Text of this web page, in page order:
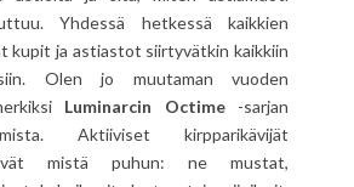
Yhdessä hetkessä kaikkien
kupit ja astiastot siirtyvätkin kaikkiin
Olen jo muutaman vuoden
Luminarcin Octime -sarjan
Aktiiviset kirpparikävijät
mistä puhun: ne mustat,